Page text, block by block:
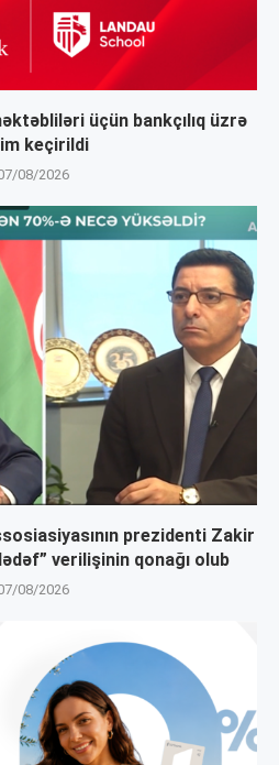
üçün bankçılıq üzrə
keçirildi
08/2026
prezidenti Zakir
verilişinin qonağı olub
08/2026